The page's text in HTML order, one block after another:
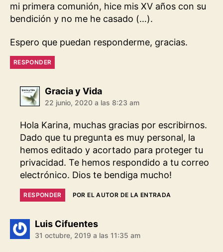
mi primera comunión, hice mis XV años con su
bendición y no me he casado (…).
Espero que puedan responderme, gracias.
RESPONDER
Gracia y Vidadice:
22 junio, 2020 a las 8:23 am
Hola Karina, muchas gracias por escribirnos.
Dado que tu pregunta es muy personal, la
hemos editado y acortado para proteger tu
privacidad. Te hemos respondido a tu correo
electrónico. Dios te bendiga mucho!
RESPONDER POR EL AUTOR DE LA ENTRADA
Luis Cifuentesdice:
31 octubre, 2019 a las 11:35 am